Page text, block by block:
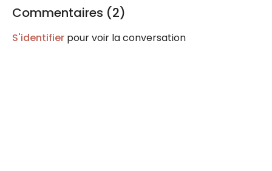
Commentaires (2)
S'identifier pour voir la conversation